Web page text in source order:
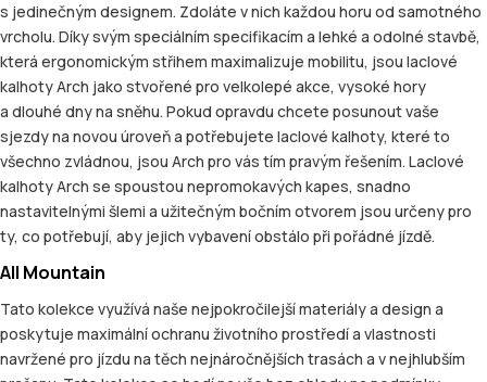
s jedinečným designem. Zdoláte v nich každou horu od samotného
vrcholu. Díky svým speciálním specifikacím a lehké a odolné stavbě,
která ergonomickým střihem maximalizuje mobilitu, jsou laclové
kalhoty Arch jako stvořené pro velkolepé akce, vysoké hory
a dlouhé dny na sněhu. Pokud opravdu chcete posunout vaše
sjezdy na novou úroveň a potřebujete laclové kalhoty, které to
všechno zvládnou, jsou Arch pro vás tím pravým řešením. Laclové
kalhoty Arch se spoustou nepromokavých kapes, snadno
nastavitelnými šlemi a užitečným bočním otvorem jsou určeny pro
ty, co potřebují, aby jejich vybavení obstálo při pořádné jízdě.
All Mountain
Tato kolekce využívá naše nejpokročilejší materiály a design a
poskytuje maximální ochranu životního prostředí a vlastnosti
navržené pro jízdu na těch nejnáročnějších trasách a v nejhlubším